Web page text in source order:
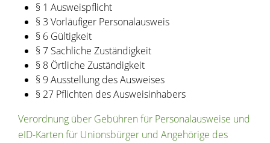
§ 1 Ausweispflicht
§ 3 Vorläufiger Personalausweis
§ 6 Gültigkeit
§ 7 Sachliche Zuständigkeit
§ 8 Örtliche Zuständigkeit
§ 9 Ausstellung des Ausweises
§ 27 Pflichten des Ausweisinhabers
Verordnung über Gebühren für Personalausweise und
eID-Karten für Unionsbürger und Angehörige des